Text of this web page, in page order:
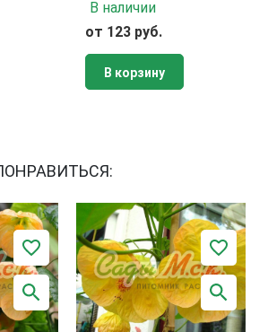
В наличии
от 123 руб.
В корзину